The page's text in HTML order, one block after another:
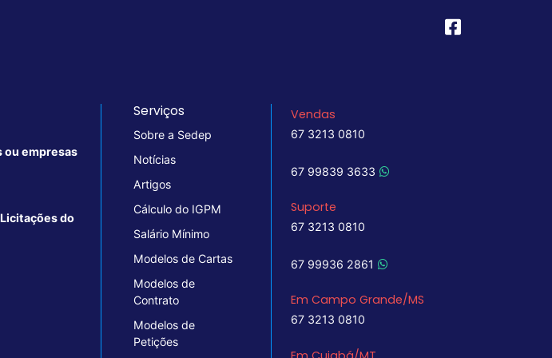
ou empresas
do
Serviços
Sobre a Sedep
Notícias
Artigos
Cálculo do IGPM
Salário Mínimo
Modelos de Cartas
Modelos de
Contrato
Modelos de
Petições
Vendas
67 3213 0810
67 99839 3633
Suporte
67 3213 0810
67 99936 2861
Em Campo Grande/MS
67 3213 0810